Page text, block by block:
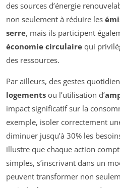
des sources d’énergie
non seulement à réduire les
serre, mais ils participent
économie circulaire qui
des ressources.
Par ailleurs, des gestes
logements ou l’utilisation d’
impact significatif sur la
exemple, isoler correctement
diminuer jusqu’à 30% les
illustre que chaque action
simples, s’inscrivant dans un
peuvent transformer non